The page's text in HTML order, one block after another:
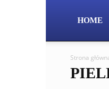
HOME
Strona